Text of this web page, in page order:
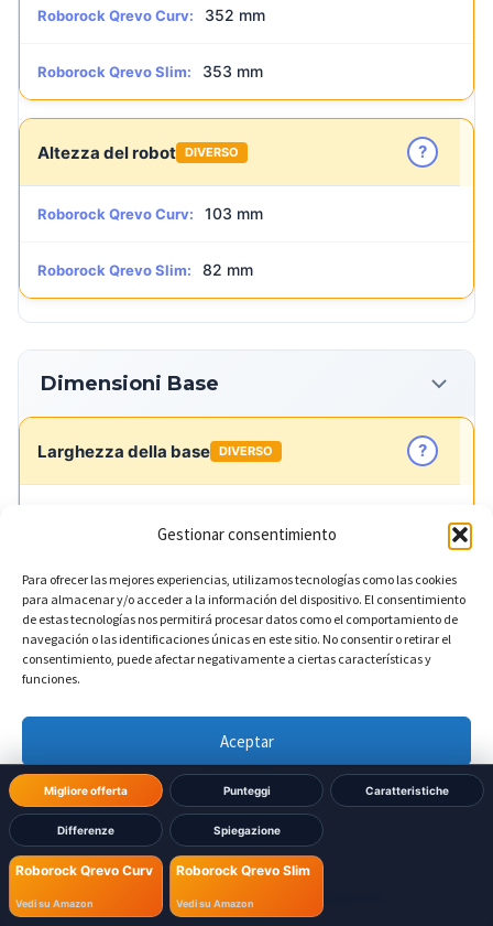
Gestionar consentimiento
Para ofrecer las mejores experiencias, utilizamos tecnologías como las cookies
para almacenar y/o acceder a la información del dispositivo. El consentimiento
de estas tecnologías nos permitirá procesar datos como el comportamiento de
navegación o las identificaciones únicas en este sitio. No consentir o retirar el
consentimiento, puede afectar negativamente a ciertas características y
funciones.
Aceptar
Denegar
Ver preferencias
Política de cookies Política de Privacidad
Migliore offerta Punteggi Caratteristiche
Differenze Spiegazione
Roborock Qrevo Curv
Vedi su Amazon
Roborock Qrevo Slim
Vedi su Amazon
Roborock Qrevo Curv: 352 mm
Roborock Qrevo Slim: 353 mm
Altezza del robot DIVERSO ?
Roborock Qrevo Curv: 103 mm
Roborock Qrevo Slim: 82 mm
Dimensioni Base
Larghezza della base DIVERSO ?
Altezza della base DIVERSO ?
Roborock Qrevo Slim: 521 mm
Profondità della base DIVERSO
Roborock Qrevo Curv: 450 mm